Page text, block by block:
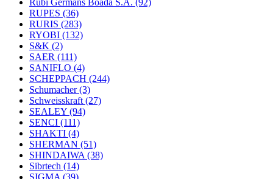
Rubi Germans Boada S.A. (92)
RUPES (36)
RURIS (283)
RYOBI (132)
S&K (2)
SAER (111)
SANIFLO (4)
SCHEPPACH (244)
Schumacher(3)
Schweisskraft (27)
SEALEY (94)
SENCI (111)
SHAKTI (4)
SHERMAN (51)
SHINDAIWA (38)
Sibrtech (14)
SIGMA (39)